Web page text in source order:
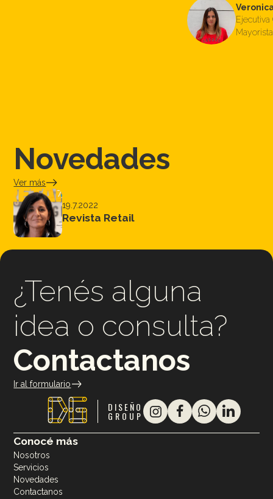
Veronica
Ejecutiva
Mayorista
Novedades
Ver más
19.7.2022
Revista Retail
¿Tenés alguna
idea o consulta?
Contactanos
Ir al formulario
DISEÑO
GROUP
Conocé más
Nosotros
Servicios
Novedades
Contactanos